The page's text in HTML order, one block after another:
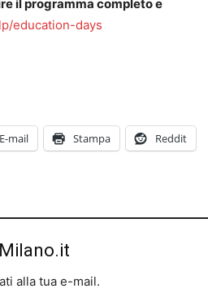
il programma completo e
education-days
E-mail Stampa Reddit
alla tua e-mail.